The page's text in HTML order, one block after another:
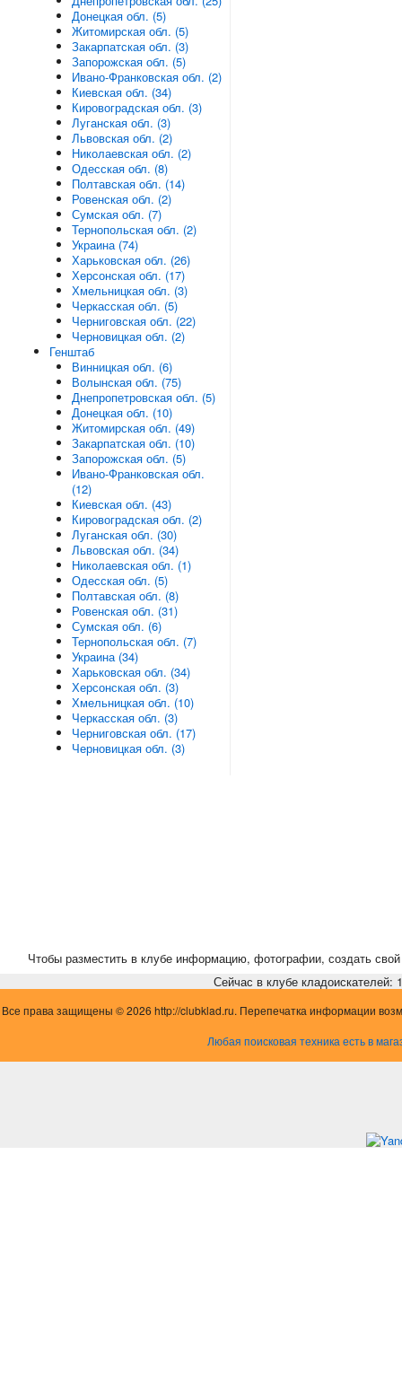
Донецкая обл. (5)
Житомирская обл. (5)
Закарпатская обл. (3)
Запорожская обл. (5)
Ивано-Франковская обл. (2)
Киевская обл. (34)
Кировоградская обл. (3)
Луганская обл. (3)
Львовская обл. (2)
Николаевская обл. (2)
Одесская обл. (8)
Полтавская обл. (14)
Ровенская обл. (2)
Сумская обл. (7)
Тернопольская обл. (2)
Украина (74)
Харьковская обл. (26)
Херсонская обл. (17)
Хмельницкая обл. (3)
Черкасская обл. (5)
Черниговская обл. (22)
Черновицкая обл. (2)
Генштаб
Винницкая обл. (6)
Волынская обл. (75)
Днепропетровская обл. (5)
Донецкая обл. (10)
Житомирская обл. (49)
Закарпатская обл. (10)
Запорожская обл. (5)
Ивано-Франковская обл.
(12)
Киевская обл. (43)
Кировоградская обл. (2)
Луганская обл. (30)
Львовская обл. (34)
Николаевская обл. (1)
Одесская обл. (5)
Полтавская обл. (8)
Ровенская обл. (31)
Сумская обл. (6)
Тернопольская обл. (7)
Украина (34)
Харьковская обл. (34)
Херсонская обл. (3)
Хмельницкая обл. (10)
Черкасская обл. (3)
Черниговская обл. (17)
Черновицкая обл. (3)
Чтобы разместить в клубе информацию, фотографии, создать свой
Сейчас в клубе кладоискателей:
Все права защищены © 2026 http://clubklad.ru. Перепечатка информации
Любая поисковая техника есть в